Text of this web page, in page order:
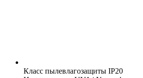
Класс пылевлагозащиты IP20